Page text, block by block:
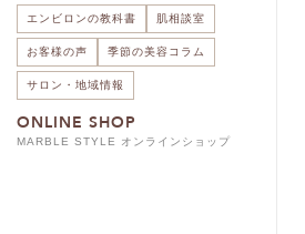
エンビロンの教科書 肌相談室
お客様の声 季節の美容コラム
サロン・地域情報
ONLINE SHOP
MARBLE STYLE オンラインショップ